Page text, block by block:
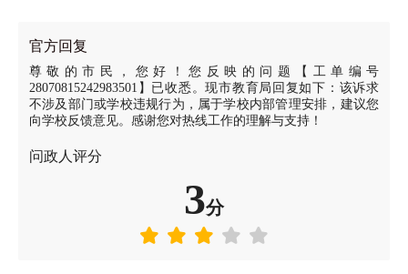
官方回复
尊敬的市民，您好！您反映的问题【工单编号
28070815242983501】已收悉。现市教育局回复如下：该诉求
不涉及部门或学校违规行为，属于学校内部管理安排，建议您
向学校反馈意见。感谢您对热线工作的理解与支持！
问政人评分
3分